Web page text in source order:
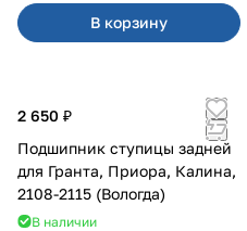
В корзину
2 650 ₽
Подшипник ступицы задней
для Гранта, Приора, Калина,
2108-2115 (Вологда)
В наличии